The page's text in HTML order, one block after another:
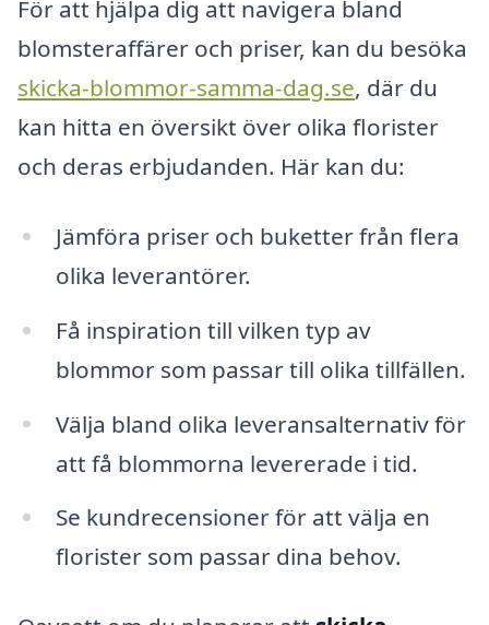
För att hjälpa dig att navigera bland
blomsteraffärer och priser, kan du besöka
skicka-blommor-samma-dag.se, där du
kan hitta en översikt över olika florister
och deras erbjudanden. Här kan du:
Jämföra priser och buketter från flera
olika leverantörer.
Få inspiration till vilken typ av
blommor som passar till olika tillfällen.
Välja bland olika leveransalternativ för
att få blommorna levererade i tid.
Se kundrecensioner för att välja en
florister som passar dina behov.